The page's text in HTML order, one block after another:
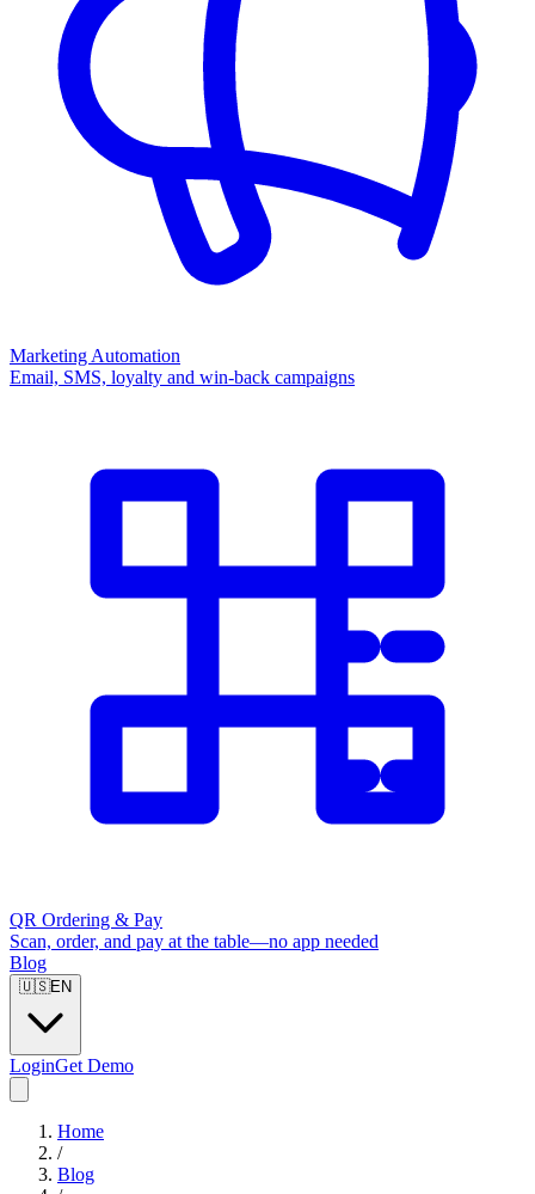
Marketing Automation
Email, SMS, loyalty and win-back campaigns
QR Ordering & Pay
Scan, order, and pay at the table—no app needed
Blog
🇺🇸EN
LoginGet Demo
Home
/
Blog